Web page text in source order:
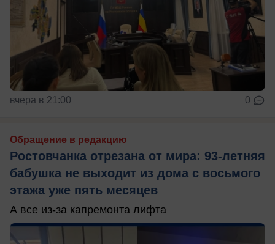
вчера в 21:00 0
Обращение в редакцию
Ростовчанка отрезана от мира: 93-летняя
бабушка не выходит из дома с восьмого
этажа уже пять месяцев
А все из-за капремонта лифта